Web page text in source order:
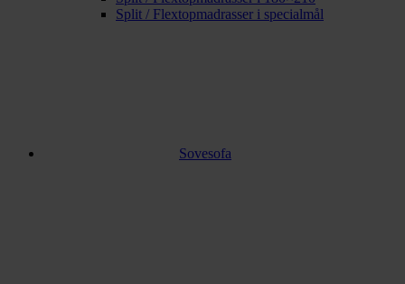
Split / Flextopmadrasser i specialmål
Sovesofa